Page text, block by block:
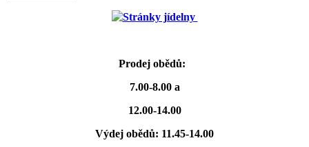
Stránky jídelny
Prodej obědů:
7.00-8.00 a
12.00-14.00
Výdej obědů: 11.45-14.00